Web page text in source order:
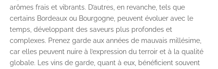
arômes frais et vibrants. D’autres, en revanche, tels que
certains Bordeaux ou Bourgogne, peuvent évoluer avec le
temps, développant des saveurs plus profondes et
complexes. Prenez garde aux années de mauvais millésime,
car elles peuvent nuire à l’expression du terroir et à la qualité
globale. Les vins de garde, quant à eux, bénéficient souvent